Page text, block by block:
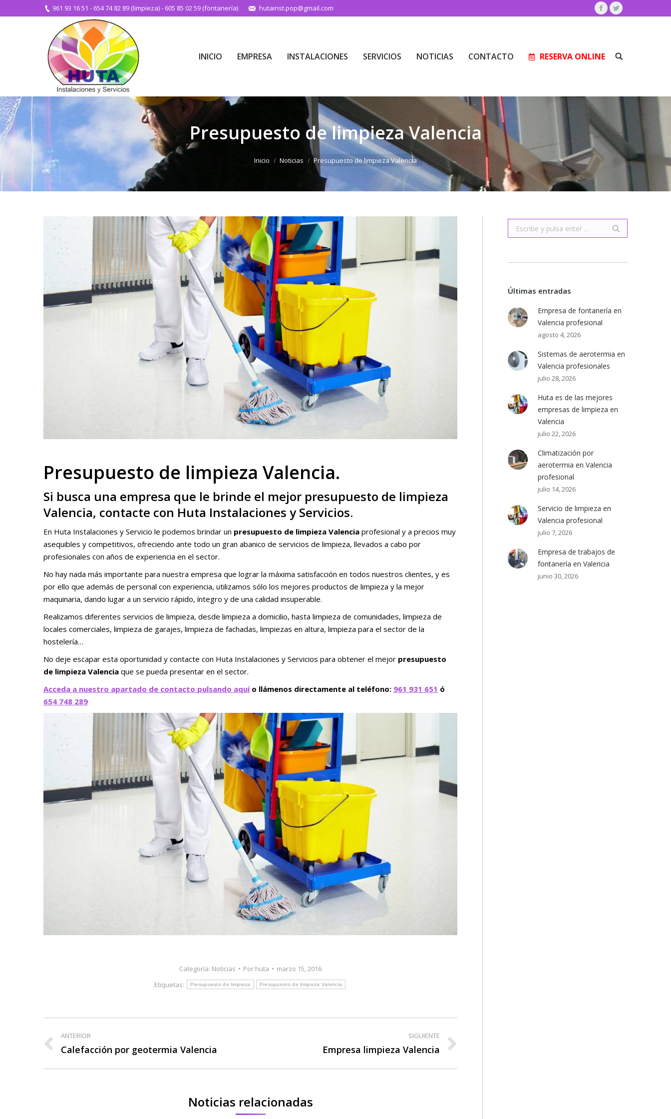
961 93 16 51 - 654 74 82 89 (limpieza)- 605 85 02 59 (fontanería) hutainst.pop@gmail.com Facebook
Twitter
INICIO EMPRESA INSTALACIONES SERVICIOS NOTICIAS CONTACTO RESERVA ONLINE Buscar:
Presupuesto de limpieza Valencia
Inicio Noticias Presupuesto de limpieza Valencia
Presupuesto de limpieza Valencia.
Si busca una empresa que le brinde el mejor presupuesto de limpieza
Valencia, contacte con Huta Instalaciones y Servicios.
En Huta Instalaciones y Servicio le podemos brindar un presupuesto de limpieza Valencia profesional y a precios muy
asequibles y competitivos, ofreciendo ante todo un gran abanico de servicios de limpieza, llevados a cabo por
profesionales con años de experiencia en el sector.
No hay nada más importante para nuestra empresa que lograr la máxima satisfacción en todos nuestros clientes, y es
por ello que además de personal con experiencia, utilizamos sólo los mejores productos de limpieza y la mejor
maquinaria, dando lugar a un servicio rápido, íntegro y de una calidad insuperable.
Realizamos diferentes servicios de limpieza, desde limpieza a domicilio, hasta limpieza de comunidades, limpieza de
locales comerciales, limpieza de garajes, limpieza de fachadas, limpiezas en altura, limpieza para el sector de la
hostelería…
No deje escapar esta oportunidad y contacte con Huta Instalaciones y Servicios para obtener el mejor presupuesto
de limpieza Valencia que se pueda presentar en el sector.
Acceda a nuestro apartado de contacto pulsando aquío llámenos directamente al teléfono: 961 931 651 ó
654 748 289
Categoría: Noticias Por huta
marzo 15, 2016
Etiquetas:
Presupuesto de limpieza Presupuesto de limpieza Valencia
Navegación
entre
publicaciones
ANTERIOR
Publicación
Calefacción por geotermia Valencia
SIGUIENTE
Empresa limpieza Valencia
Noticias relacionadas
Buscar:
Últimas entradas
Empresa de fontanería en
Valencia profesional
agosto 4, 2026
Sistemas de aerotermia en
Valencia profesionales
julio 28, 2026
Huta es de las mejores
empresas de limpieza en
Valencia
julio 22, 2026
Climatización por
aerotermia en Valencia
profesional
julio 14, 2026
Servicio de limpieza en
Valencia profesional
julio 7, 2026
Empresa de trabajos de
fontanería en Valencia
junio 30, 2026